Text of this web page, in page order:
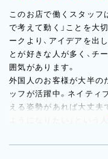
このお店で働くスタッフ
で考えて動く」ことを大
ークより、アイデアを出
とが好きな人が多く、チ
囲気があります。
外国人のお客様が大半の
ッフが活躍中。ネイティ
える姿勢があれば大丈夫
ようになりたい」という
としてコンテンツ作りに